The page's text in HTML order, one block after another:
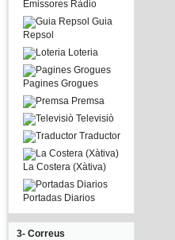
Emissores Ràdio
Guia
Repsol
Loteria
Pagines Grogues
Premsa
Televisiò
Traductor
La Costera (Xàtiva)
Portadas Diarios
3- Correus